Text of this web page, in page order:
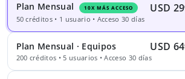
Plan Mensual 10X MÁS ACCESO USD
50 créditos • 1 usuario • Acceso 30 días
Plan Mensual · Equipos USD
200 créditos • 5 usuarios • Acceso 30 días